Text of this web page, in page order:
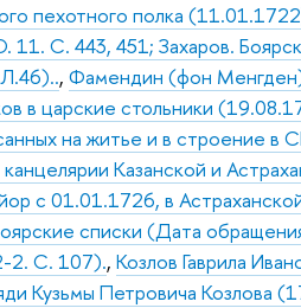
пехотного полка
11. С. 443, 451; Захаров.
,Фамендин (фон
в царские стольники
на житье и в строение
Казанской и
с 01.01.1726, в
списки (Дата
2. С. 107).,Козлов Гаврила
Кузьмы Петровича Козлова